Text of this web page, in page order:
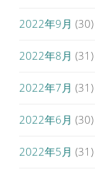
2022年9月 (30)
2022年8月 (31)
2022年7月 (31)
2022年6月 (30)
2022年5月 (31)